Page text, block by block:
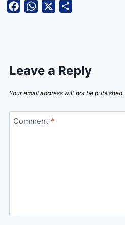
FacebookWhatsApp
Leave a Reply
Your email address will not be published.
Comment *